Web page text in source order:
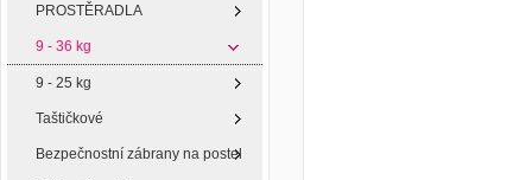
PROSTĚRADLA
9 - 36 kg
9 - 25 kg
Taštičkové
Bezpečnostní zábrany na postel